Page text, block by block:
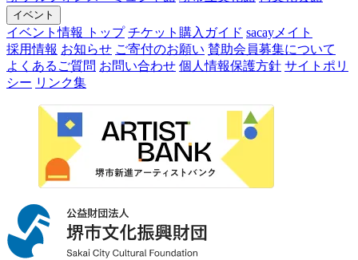
イベント
イベント情報 トップ チケット購入ガイド sacayメイト
採用情報 お知らせ ご寄付のお願い 賛助会員募集について
よくあるご質問 お問い合わせ 個人情報保護方針 サイトポリ
シー リンク集